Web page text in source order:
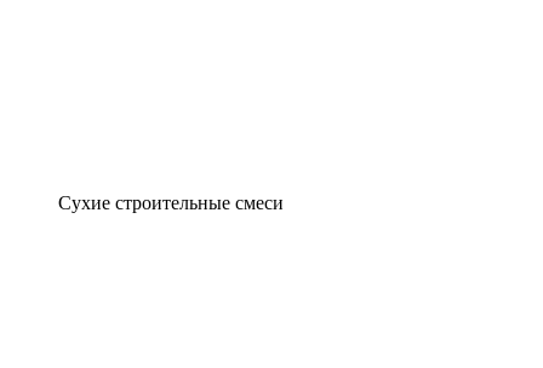
Сухие строительные смеси